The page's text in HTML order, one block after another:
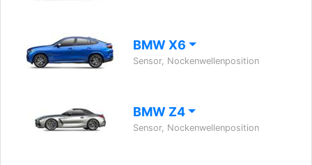
BMW X6
Sensor, Nockenwellenposition
BMW Z4
Sensor, Nockenwellenposition